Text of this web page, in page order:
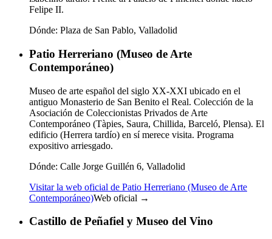
Felipe II.
Dónde: Plaza de San Pablo, Valladolid
Patio Herreriano (Museo de Arte
Contemporáneo)
Museo de arte español del siglo XX-XXI ubicado en el
antiguo Monasterio de San Benito el Real. Colección de la
Asociación de Coleccionistas Privados de Arte
Contemporáneo (Tàpies, Saura, Chillida, Barceló, Plensa). El
edificio (Herrera tardío) en sí merece visita. Programa
expositivo arriesgado.
Dónde: Calle Jorge Guillén 6, Valladolid
Visitar la web oficial de Patio Herreriano (Museo de Arte
Contemporáneo)Web oficial →
Castillo de Peñafiel y Museo del Vino